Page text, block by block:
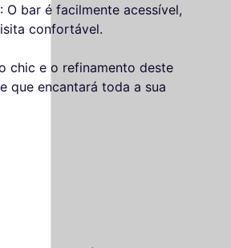
: O bar é facilmente acessível,
confortável.
chic e o refinamento deste
que encantará toda a sua